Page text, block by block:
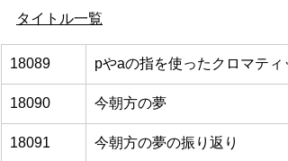
タイトル一覧
18089 pやaの指を使ったクロマティ
18090 今朝方の夢
18091 今朝方の夢の振り返り